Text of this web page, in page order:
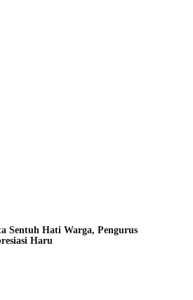
Sentuh Hati Warga, Pengurus
Haru